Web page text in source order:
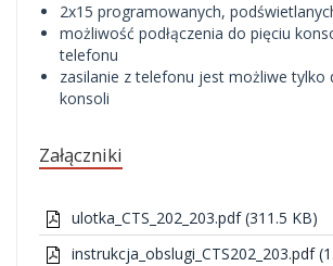
2x15 programowanych,
możliwość podłączenia do pięciu
telefonu
zasilanie z telefonu jest możliwe tylko
konsoli
Załączniki
ulotka_CTS_202_203.pdf (311.5 KB)
instrukcja_obslugi_CTS202_203.pdf